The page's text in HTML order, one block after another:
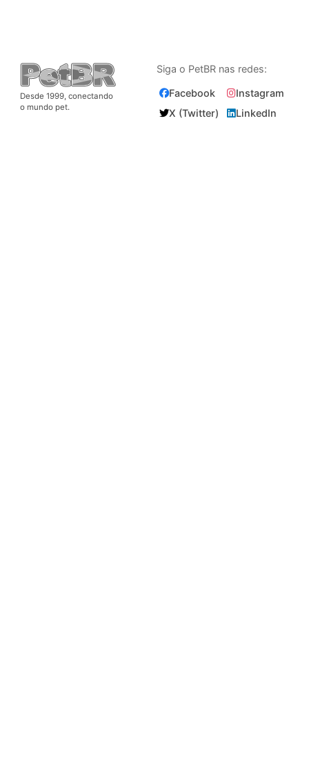
Desde 1999, conectando
o mundo pet.
Siga o PetBR nas redes:
Facebook
Instagram
X (Twitter)
LinkedIn